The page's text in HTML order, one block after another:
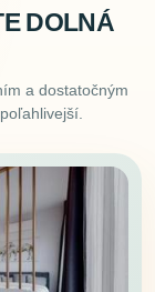
DOLNÁ
a dostatočným